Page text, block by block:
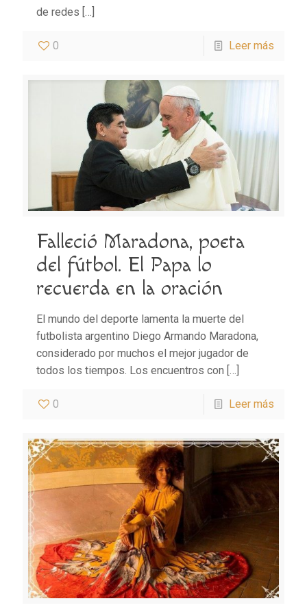
de redes […]
0 Leer más
Falleció Maradona, poeta
del fútbol. El Papa lo
recuerda en la oración
El mundo del deporte lamenta la muerte del
futbolista argentino Diego Armando Maradona,
considerado por muchos el mejor jugador de
todos los tiempos. Los encuentros con […]
0 Leer más